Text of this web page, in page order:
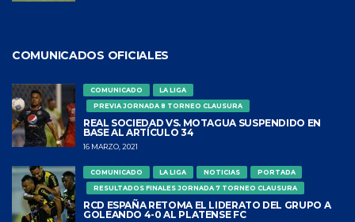
COMUNICADOS OFICIALES
COMUNICADO
LA LIGA
PREVIA JORNADA 8 TORNEO CLAUSURA
REAL SOCIEDAD VS. MOTAGUA SUSPENDIDO EN
BASE AL ARTÍCULO 34
16 MARZO, 2021
COMUNICADO LA LIGA NOTICIAS
PORTADA
RESULTADOS FINALES JORNADA 7 TORNEO CLAUSURA
RCD ESPAÑA RETOMA EL LIDERATO DEL GRUPO A
GOLEANDO 4-0 AL PLATENSE FC